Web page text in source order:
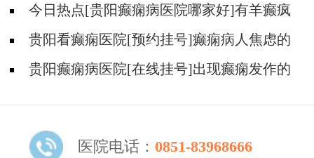
易得癫痫病？
今日热点[贵阳癫痫病医院哪家好]有羊癫疯
心情不好会不会导致发作？
贵阳看癫痫医院[预约挂号]癫痫病人焦虑的
原因是什么？
贵阳癫痫病医院[在线挂号]出现癫痫发作的
医院电话： 0851-83968666